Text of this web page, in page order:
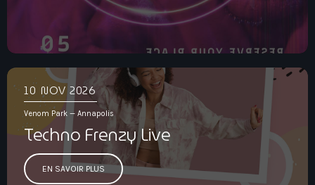
10 NOV 2026
Venom Park — Annapolis
Techno Frenzy Live
EN SAVOIR PLUS